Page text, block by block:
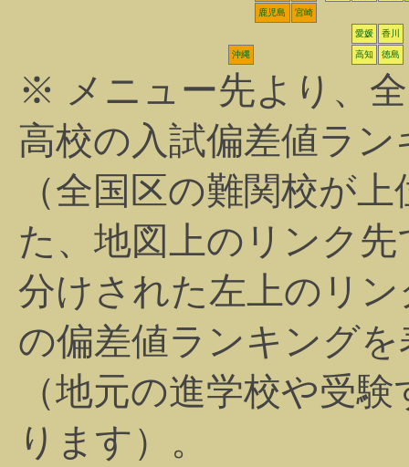
鹿児島 宮崎
愛媛 香川
沖縄 高知 徳島
※ メニュー先より、
高校の入試偏差値ラ
（全国区の難関校が
た、地図上のリンク
分けされた左上のリ
の偏差値ランキング
（地元の進学校や受
ります）。